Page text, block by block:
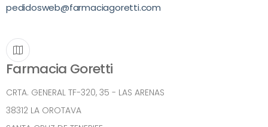
pedidosweb@farmaciagoretti.com
Farmacia Goretti
CRTA. GENERAL TF-320, 35 - LAS ARENAS
38312 LA OROTAVA